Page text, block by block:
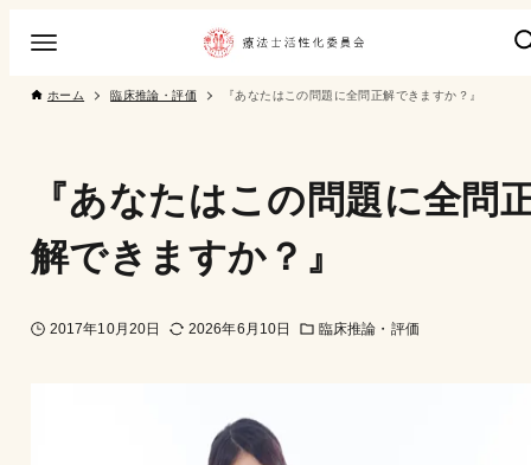
ホーム 臨床推論・評価 『あなたはこの問題に全問正解できますか？』
『あなたはこの問題に全問
解できますか？』
2017年10月20日 2026年6月10日 臨床推論・評価